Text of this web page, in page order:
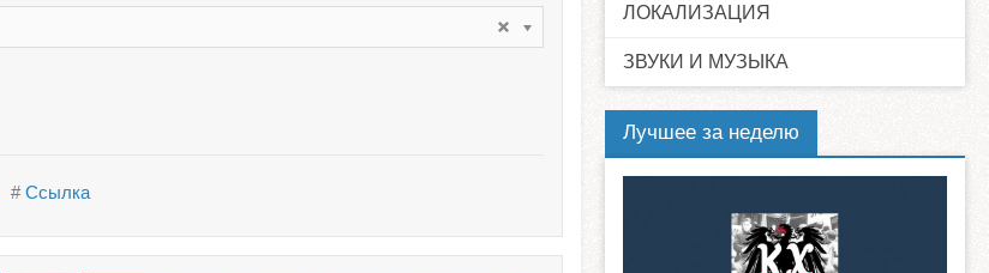
#Ссылка
ЛОКАЛИЗАЦИЯ
ЗВУКИ И МУЗЫКА
Лучшее за неделю